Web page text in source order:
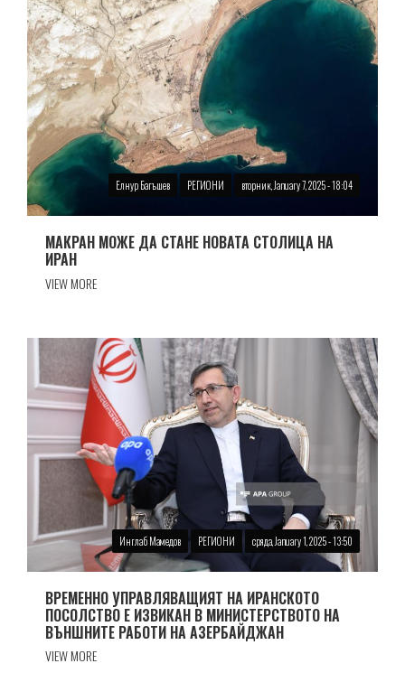
Елнур Багъшев РЕГИОНИ вторник, January 7, 2025 - 18:04
МАКРАН МОЖЕ ДА СТАНЕ НОВАТА СТОЛИЦА НА
ИРАН
VIEW MORE
Инглаб Мамедов РЕГИОНИ сряда, January 1, 2025 - 13:50
ВРЕМЕННО УПРАВЛЯВАЩИЯТ НА ИРАНСКОТО
ПОСОЛСТВО Е ИЗВИКАН В МИНИСТЕРСТВОТО НА
ВЪНШНИТЕ РАБОТИ НА АЗЕРБАЙДЖАН
VIEW MORE